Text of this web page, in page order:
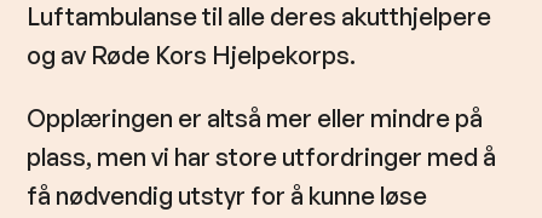
Luftambulanse til alle deres akutthjelpere
og av Røde Kors Hjelpekorps.
Opplæringen er altså mer eller mindre på
plass, men vi har store utfordringer med å
få nødvendig utstyr for å kunne løse